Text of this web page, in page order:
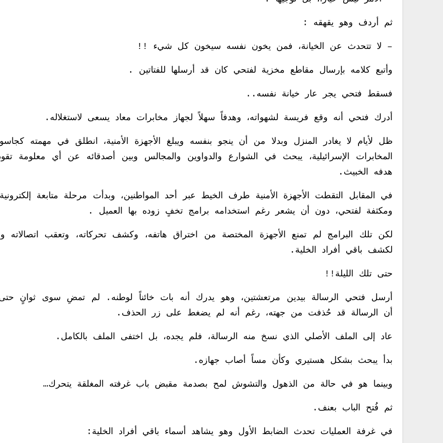
ثم أردف وهو يقهقه :
– لا تتحدث عن الخيانة، فمن يخون نفسه سيخون كل شيء !!
وأتبع كلامه بإرسال مقاطع مخزية لفتحي كان قد أرسلها للفتاتين .
فسقط فتحي يجر عار خيانة نفسه..
‏أدرك فتحي أنه وقع فريسة لشهواته، وهدفاً سهلاً لجهاز مخابرات معاد يسعى لاستغلاله.
ظل لأيام لا يغادر المنزل وبدلا من أن ينجو بنفسه ويبلغ الأجهزة الأمنية، انطلق في مهمته
المخابرات الإسرائيلية، يبحث في الشوارع والدواوين والمجالس وبين أصدقائه عن أي معلومة
هدفه الخبيث.
في المقابل التقطت الأجهزة الأمنية طرف الخيط عبر أحد المواطنين، وبدأت مرحلة متابعة
ومكثفة لفتحي، دون أن يشعر رغم استخدامه برامج تخفٍ زوده بها العميل .
لكن تلك البرامج لم تمنع الأجهزة المختصة من اختراق هاتفه، وكشف تحركاته، وتعقب اتصالاته
لكشف باقي أفراد الخلية.
حتى تلك الليلة!!
أرسل فتحي الرسالة بيدين مرتعشتين، وهو يدرك أنه بات خائناً لوطنه. لم تمضِ سوى ثوانٍ
أن الرسالة قد حُذفت من جهته، رغم أنه لم يضغط على زر الحذف.
عاد إلى الملف الأصلي الذي نسخ منه الرسالة، فلم يجده، بل اختفى الملف بالكامل.
بدأ يبحث بشكل هستيري وكأن مساً أصاب جهازه.
وبينما هو في حالة من الذهول والتشوش لمح بصدمة مقبض باب غرفته المغلقة يتحرك…
ثم فُتح الباب بعنف.
في غرفة العمليات تحدث الضابط الأول وهو يشاهد أسماء باقي أفراد الخلية: